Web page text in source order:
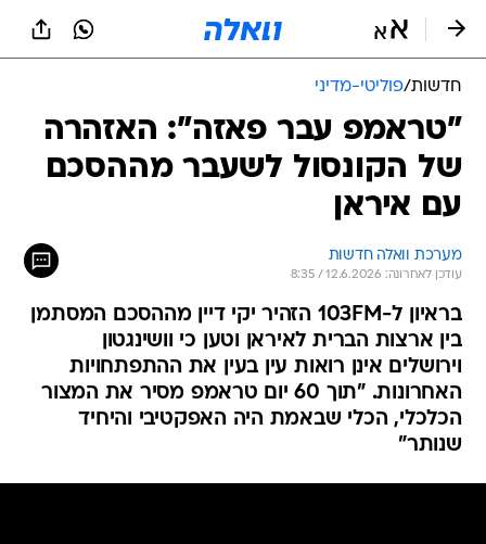
חדשות/פוליטי-מדיני
"טראמפ עבר פאזה": האזהרה
של הקונסול לשעבר מההסכם
עם איראן
מערכת וואלה חדשות
עודכן לאחרונה: 12.6.2026 / 8:35
בראיון ל-103FM הזהיר יקי דיין מההסכם המסתמן
בין ארצות הברית לאיראן וטען כי וושינגטון
וירושלים אינן רואות עין בעין את ההתפתחויות
האחרונות. "תוך 60 יום טראמפ מסיר את המצור
הכלכלי, הכלי שבאמת היה האפקטיבי והיחיד
שנותר"